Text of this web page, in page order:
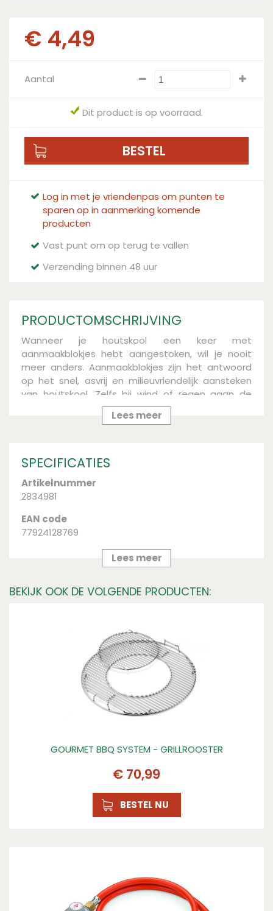
€ 4,49
Aantal
Dit product is op voorraad.
Log in met je vriendenpas om punten te
sparen op in aanmerking komende
producten
Vast punt om op terug te vallen
Verzending binnen 48 uur
PRODUCTOMSCHRIJVING
Wanneer je houtskool een keer met
aanmaakblokjes hebt aangestoken, wil je nooit
meer anders. Aanmaakblokjes zijn het antwoord
op het snel, asvrij en milieuvriendelijk aansteken
van houtskool. Zelfs bij wind of regen gaan de
blokjes branden waardoor de rest van de
houtskool binnen enkele seconden ook vlam vat
Lees meer
SPECIFICATIES
Artikelnummer
2834981
EAN code
77924128769
Lees meer
BEKIJK OOK DE VOLGENDE PRODUCTEN:
GOURMET BBQ SYSTEM - GRILLROOSTER
€ 70,99
BESTEL NU